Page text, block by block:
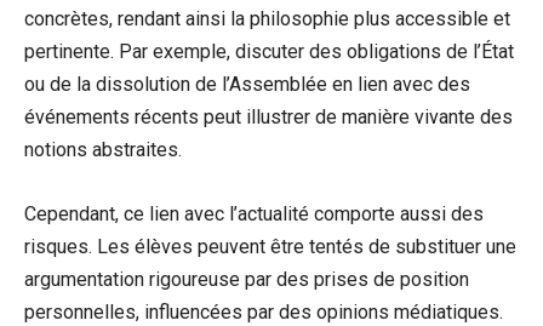
concrètes, rendant ainsi la philosophie plus accessible et
pertinente. Par exemple, discuter des obligations de l’État
ou de la dissolution de l’Assemblée en lien avec des
événements récents peut illustrer de manière vivante des
notions abstraites.
Cependant, ce lien avec l’actualité comporte aussi des
risques. Les élèves peuvent être tentés de substituer une
argumentation rigoureuse par des prises de position
personnelles, influencées par des opinions médiatiques.